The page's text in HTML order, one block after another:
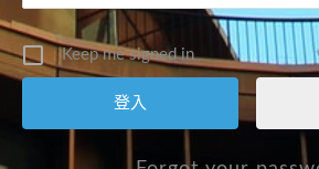
Keep me signed in